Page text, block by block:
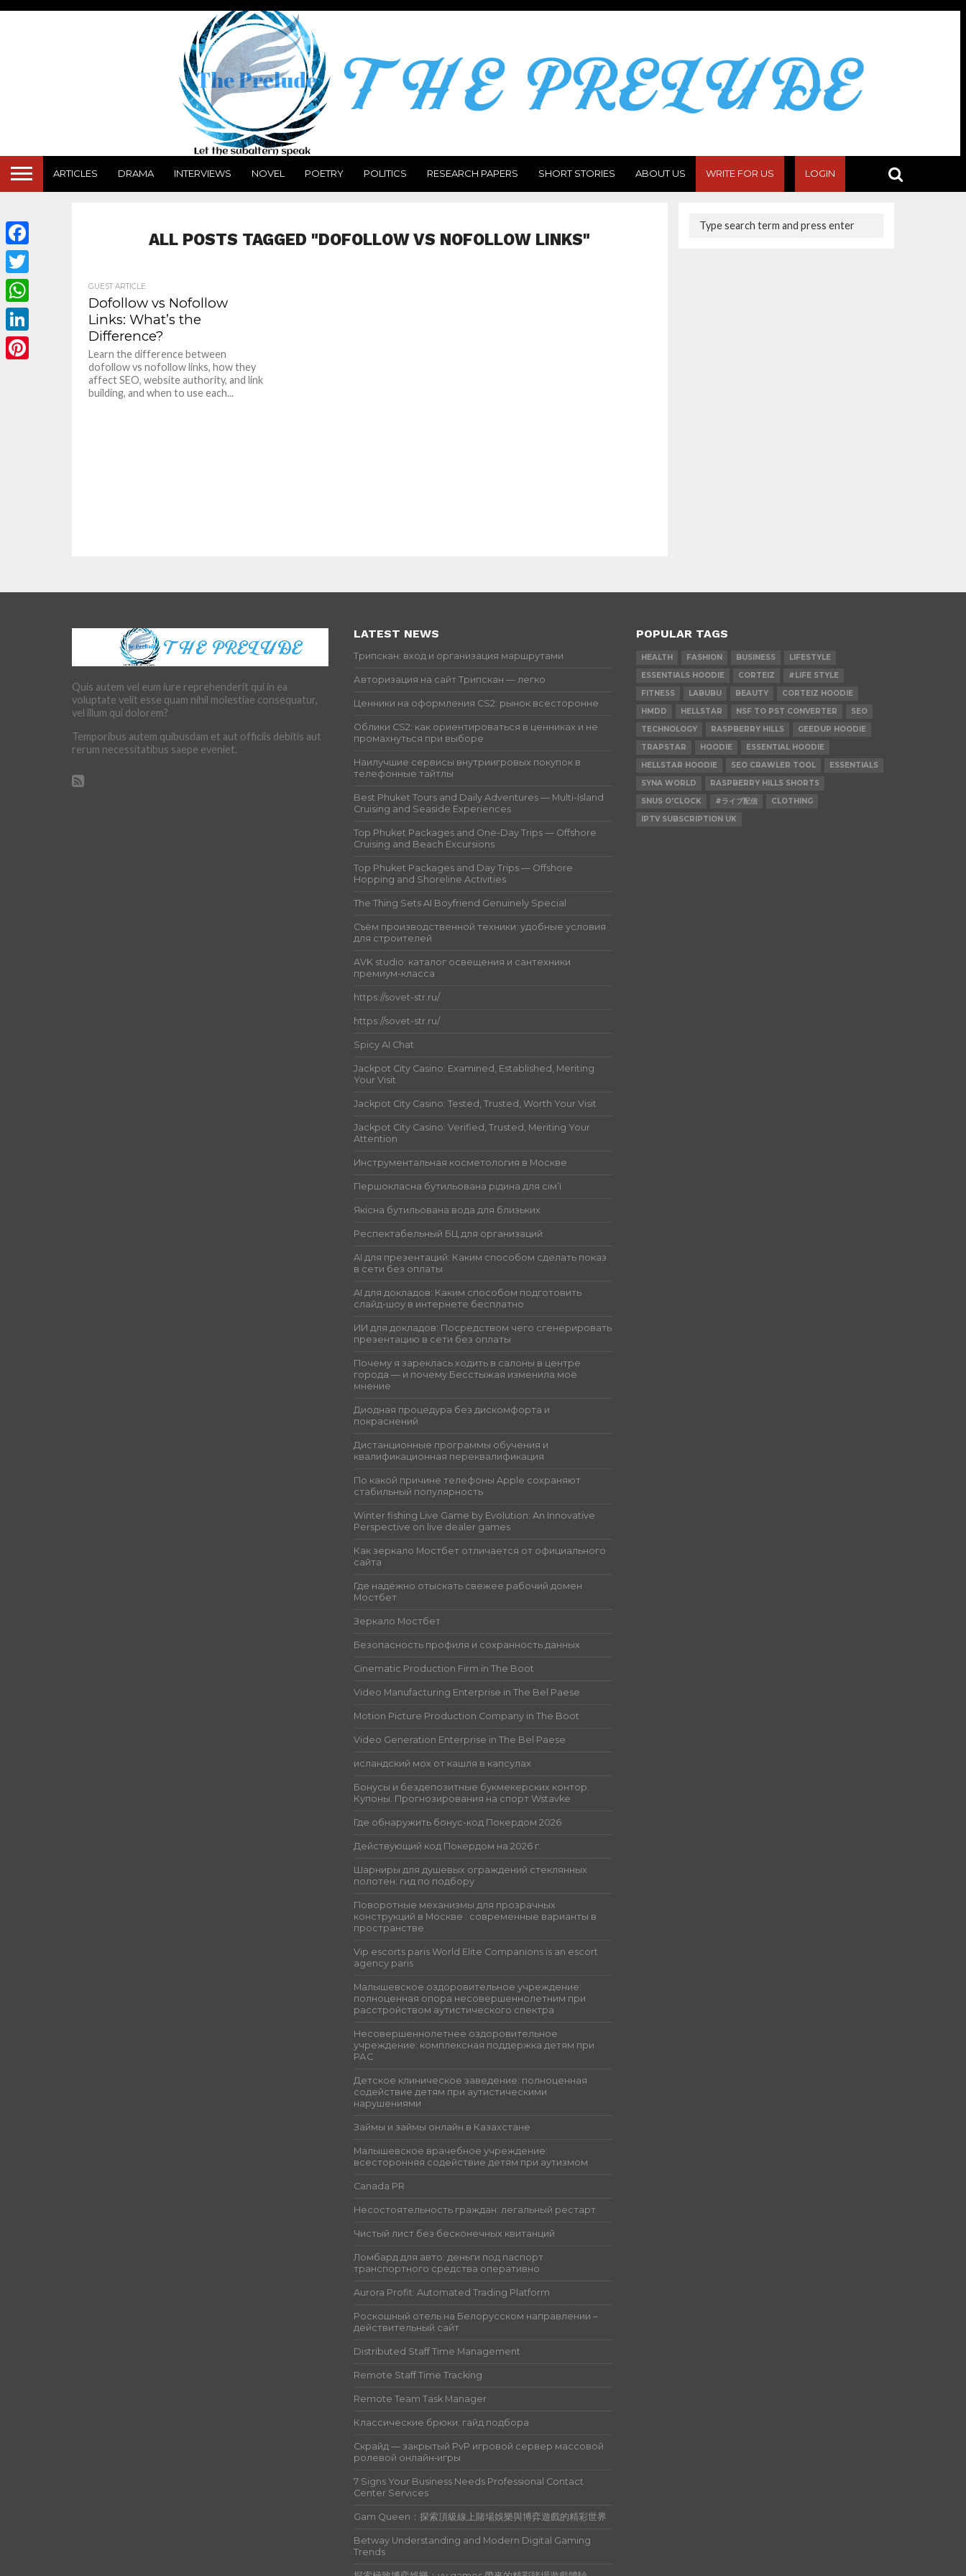
ARTICLES DRAMA INTERVIEWS NOVEL POETRY POLITICS RESEARCH PAPERS SHORT STORIES ABOUT US WRITE FOR US LOGIN
ALL POSTS TAGGED "DOFOLLOW VS NOFOLLOW LINKS"
GUEST ARTICLE
Dofollow vs Nofollow
Links: What’s the
Difference?
Learn the difference between
dofollow vs nofollow links, how they
affect SEO, website authority, and link
building, and when to use each...
Quis autem vel eum iure reprehenderit qui in ea
voluptate velit esse quam nihil molestiae consequatur,
vel illum qui dolorem?
Temporibus autem quibusdam et aut officiis debitis aut
rerum necessitatibus saepe eveniet.
LATEST NEWS
Трипскан: вход и организация маршрутами
Авторизация на сайт Трипскан — легко
Ценники на оформления CS2: рынок всесторонне
Облики CS2: как ориентироваться в ценниках и не
промахнуться при выборе
Наилучшие сервисы внутриигровых покупок в
телефонные тайтлы
Best Phuket Tours and Daily Adventures — Multi-Island
Cruising and Seaside Experiences
Top Phuket Packages and One-Day Trips — Offshore
Cruising and Beach Excursions
Top Phuket Packages and Day Trips — Offshore
Hopping and Shoreline Activities
The Thing Sets AI Boyfriend Genuinely Special
Съём производственной техники: удобные условия
для строителей
AVK studio: каталог освещения и сантехники
премиум-класса
https://sovet-str.ru/
https://sovet-str.ru/
Spicy AI Chat
Jackpot City Casino: Examined, Established, Meriting
Your Visit
Jackpot City Casino: Tested, Trusted, Worth Your Visit
Jackpot City Casino: Verified, Trusted, Meriting Your
Attention
Инструментальная косметология в Москве
Першокласна бутильована рідина для сім’ї
Якісна бутильована вода для близьких
Респектабельный БЦ для организаций
AI для презентаций: Каким способом сделать показ
в сети без оплаты
AI для докладов: Каким способом подготовить
слайд-шоу в интернете бесплатно
ИИ для докладов: Посредством чего сгенерировать
презентацию в сети без оплаты
Почему я зареклась ходить в салоны в центре
города — и почему Бесстыжая изменила моё
мнение
Диодная процедура без дискомфорта и
покраснений
Дистанционные программы обучения и
квалификационная переквалификация
По какой причине телефоны Apple сохраняют
стабильный популярность
Winter fishing Live Game by Evolution: An Innovative
Perspective on live dealer games
Как зеркало Мостбет отличается от официального
сайта
Где надёжно отыскать свежее рабочий домен
Мостбет
Зеркало Мостбет
Безопасность профиля и сохранность данных
Cinematic Production Firm in The Boot
Video Manufacturing Enterprise in The Bel Paese
Motion Picture Production Company in The Boot
Video Generation Enterprise in The Bel Paese
исландский мох от кашля в капсулах
Бонусы и бездепозитные букмекерских контор.
Купоны. Прогнозирования на спорт Wstavke
Где обнаружить бонус-код Покердом 2026
Действующий код Покердом на 2026 г.
Шарниры для душевых ограждений стеклянных
полотен: гид по подбору
Поворотные механизмы для прозрачных
конструкций в Москве : современные варианты в
пространстве
Vip escorts paris World Elite Companions is an escort
agency paris
Малышевское оздоровительное учреждение:
полноценная опора несовершеннолетним при
расстройством аутистического спектра
Несовершеннолетнее оздоровительное
учреждение: комплексная поддержка детям при
РАС
Детское клиническое заведение: полноценная
содействие детям при аутистическими
нарушениями
Займы и займы онлайн в Казахстане
Малышевское врачебное учреждение:
всесторонняя содействие детям при аутизмом
Canada PR
Несостоятельность граждан: легальный рестарт
Чистый лист без бесконечных квитанций
Ломбард для авто: деньги под паспорт
транспортного средства оперативно
Aurora Profit: Automated Trading Platform
Роскошный отель на Белорусском направлении –
действительный сайт
Distributed Staff Time Management
Remote Staff Time Tracking
Remote Team Task Manager
Классические брюки: гайд подбора
Скрайд — закрытый PvP игровой сервер массовой
ролевой онлайн‑игры
7 Signs Your Business Needs Professional Contact
Center Services
Gam Queen：探索頂級線上賭場娛樂與博弈遊戲的精彩世界
Betway Understanding and Modern Digital Gaming
Trends
POPULAR TAGS
HEALTH FASHION BUSINESS
LIFESTYLE
ESSENTIALS HOODIE
CORTEIZ
#LIFE STYLE
FITNESS
LABUBU BEAUTY
CORTEIZ HOODIE
HMDD
HELLSTAR NSF TO PST CONVERTER
SEO
TECHNOLOGY
RASPBERRY HILLS
GEEDUP HOODIE
TRAPSTAR
HOODIE
ESSENTIAL HOODIE
HELLSTAR HOODIE
SEO CRAWLER TOOL
ESSENTIALS
SYNA WORLD
RASPBERRY HILLS SHORTS
SNUS O'CLOCK
#ライブ配信
CLOTHING
IPTV SUBSCRIPTION UK
Facebook
Twitter
WhatsApp
LinkedIn